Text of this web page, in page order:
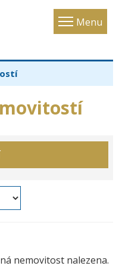
Menu
Toggle
nemovitost nalezena.